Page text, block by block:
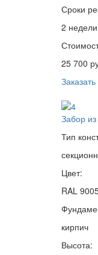
Сроки
2 недели
25 700
Заказать
Забор
Тип
Цвет:
RAL
кирпич
Высота: